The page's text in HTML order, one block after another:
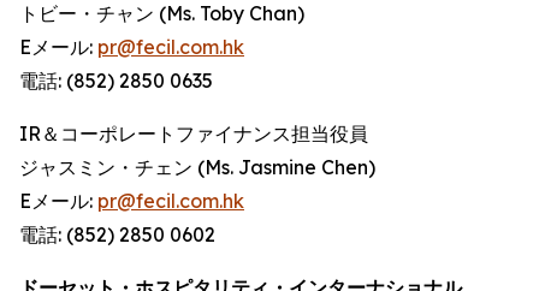
トビー・チャン (Ms. Toby Chan)
Eメール: pr@fecil.com.hk
電話: (852) 2850 0635
IR＆コーポレートファイナンス担当役員
ジャスミン・チェン (Ms. Jasmine Chen)
Eメール: pr@fecil.com.hk
電話: (852) 2850 0602